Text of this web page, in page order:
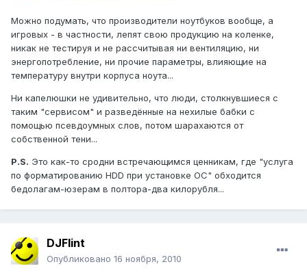
Можно подумать, что производители ноутбуков вообще, а
игровых - в частности, лепят свою продукцию на коленке,
никак не тестируя и не рассчитывая ни вентиляцию, ни
энергопотребление, ни прочие параметры, влияющие на
температуру внутри корпуса ноута...
Ни капелюшки не удивительно, что люди, столкнувшиеся с
таким "сервисом" и разведённые на нехилые бабки с
помощью псевдоумных слов, потом шарахаются от
собственной тени...
P.S. Это как-то сродни встречающимся ценникам, где "услуга
по форматированию HDD при установке ОС" обходится
бедолагам-юзерам в полтора-два килорубля...
DJFlint
Опубликовано 16 ноября, 2010